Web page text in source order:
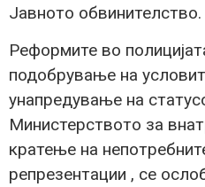
Јавното обвинителство.
Реформите во
подобрување на
унапредување на
Министерството за
кратење на
репрезентации , се